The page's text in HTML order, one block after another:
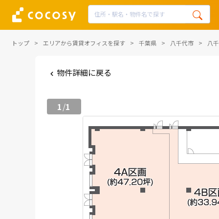
トップ エリアから賃貸オフィスを探す 千葉県 八千代市 八
物件詳細に戻る
1/1